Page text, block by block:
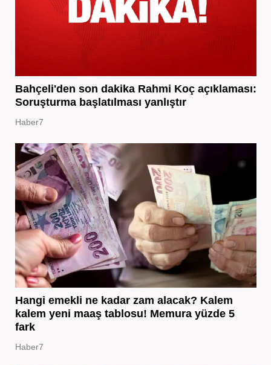
Bahçeli'den son dakika Rahmi Koç açıklaması:
Soruşturma başlatılması yanlıştır
Haber7
Hangi emekli ne kadar zam alacak? Kalem
kalem yeni maaş tablosu! Memura yüzde 5
fark
Haber7